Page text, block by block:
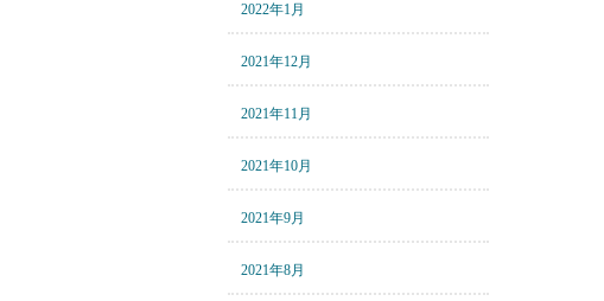
2022年1月
2021年12月
2021年11月
2021年10月
2021年9月
2021年8月